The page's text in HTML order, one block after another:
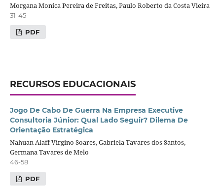
Morgana Monica Pereira de Freitas, Paulo Roberto da Costa Vieira
31-45
PDF
RECURSOS EDUCACIONAIS
Jogo De Cabo De Guerra Na Empresa Executive
Consultoria Júnior: Qual Lado Seguir? Dilema De
Orientação Estratégica
Nahuan Alaff Virgino Soares, Gabriela Tavares dos Santos,
Germana Tavares de Melo
46-58
PDF